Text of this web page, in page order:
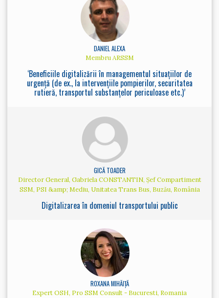
DANIEL ALEXA
Membru ARSSM
‘Beneficiile digitalizării în managementul situațiilor de
urgență (de ex., la intervențiile pompierilor, securitatea
rutieră, transportul substanțelor periculoase etc.)’
GICĂ TOADER
Director General, Gabriela CONSTANTIN, Șef Compartiment
SSM, PSI &amp; Mediu, Unitatea Trans Bus, Buzău, România
Digitalizarea în domeniul transportului public
ROXANA MIHĂIȚĂ
Expert OSH, Pro SSM Consult - Bucuresti, Romania